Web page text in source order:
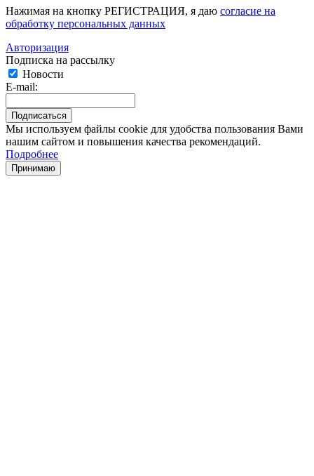
Нажимая на кнопку РЕГИСТРАЦИЯ, я даю согласие на
обработку персональных данных
Авторизация
Подписка на рассылку
Новости
E-mail:
Мы используем файлы cookie для удобства пользования Вами
нашим сайтом и повышения качества рекомендаций.
Подробнее
Принимаю